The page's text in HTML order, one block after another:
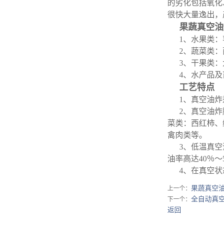
的劣化包括氧
很快大量逸出
果蔬真空
1、水果类
2、蔬菜类
3、干果类：
4、 水产品及
工艺特点
1、真空油
2、真空油
菜类：西红柿
禽肉类等。
3、低温真
油率高达40％
4、 在真空
上一个： 果蔬真空
下一个： 全自动真
返回